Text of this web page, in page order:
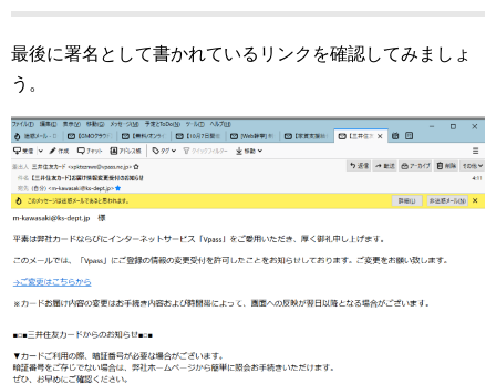
最後に署名として書かれているリンクを確認してみましょ
う。